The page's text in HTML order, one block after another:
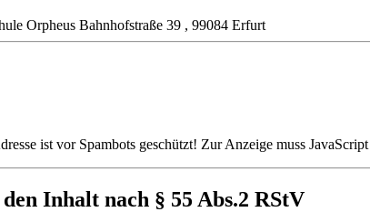
Orpheus Bahnhofstraße 39 , 99084 Erfurt
ist vor Spambots geschützt! Zur Anzeige muss JavaScript
Inhalt nach § 55 Abs.2 RStV